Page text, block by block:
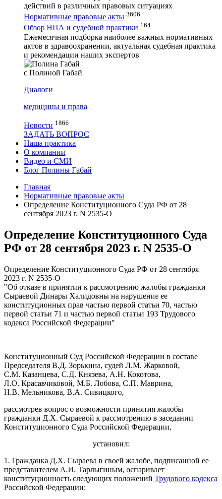
действий в различных правовых ситуациях
Нормативные правовые акты 3606
Обзор НПА и судебной практики 164
Ежемесячная подборка наиболее важных нормативных
актов в здравоохранении, актуальная судебная практика
и рекомендации наших экспертов
с Полиной Габай
Диалоги
медицины и права
Новости 1866
ЗАДАТЬ ВОПРОС
Наша практика
О компании
Видео и СМИ
Блог Полины Габай
Главная
Нормативные правовые акты
Определение Конституционного Суда РФ от 28
сентября 2023 г. N 2535-О
Определение Конституционного Суда
РФ от 28 сентября 2023 г. N 2535-О
Определение Конституционного Суда РФ от 28 сентября
2023 г. N 2535-О
"Об отказе в принятии к рассмотрению жалобы гражданки
Сыраевой Динары Халидовны на нарушение ее
конституционных прав частью первой статьи 70, частью
первой статьи 71 и частью первой статьи 193 Трудового
кодекса Российской Федерации"
Конституционный Суд Российской Федерации в составе
Председателя В.Д. Зорькина, судей Л.М. Жарковой,
С.М. Казанцева, С.Д. Князева, А.Н. Кокотова,
Л.О. Красавчиковой, М.Б. Лобова, С.П. Маврина,
Н.В. Мельникова, В.А. Сивицкого,
рассмотрев вопрос о возможности принятия жалобы
гражданки Д.X. Сыраевой к рассмотрению в заседании
Конституционного Суда Российской Федерации,
установил:
1. Гражданка Д.Х. Сыраева в своей жалобе, подписанной ее
представителем А.И. Тарлыгиным, оспаривает
конституционность следующих положений Трудового кодекса
Российской Федерации: